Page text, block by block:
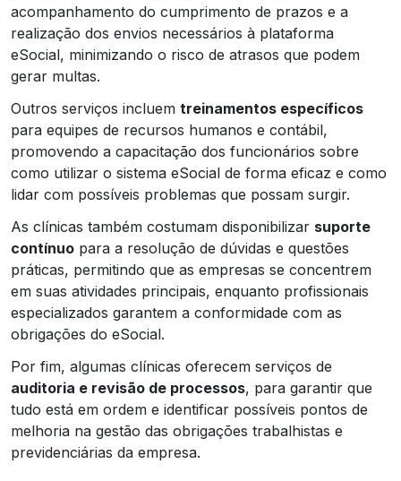
acompanhamento do cumprimento de prazos e a
realização dos envios necessários à plataforma
eSocial, minimizando o risco de atrasos que podem
gerar multas.
Outros serviços incluem treinamentos específicos
para equipes de recursos humanos e contábil,
promovendo a capacitação dos funcionários sobre
como utilizar o sistema eSocial de forma eficaz e como
lidar com possíveis problemas que possam surgir.
As clínicas também costumam disponibilizar suporte
contínuo para a resolução de dúvidas e questões
práticas, permitindo que as empresas se concentrem
em suas atividades principais, enquanto profissionais
especializados garantem a conformidade com as
obrigações do eSocial.
Por fim, algumas clínicas oferecem serviços de
auditoria e revisão de processos, para garantir que
tudo está em ordem e identificar possíveis pontos de
melhoria na gestão das obrigações trabalhistas e
previdenciárias da empresa.